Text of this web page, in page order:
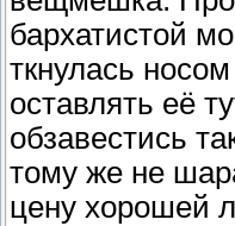
бархатистой
ткнулась
оставлять её
обзавестись
тому же не
цену хорошей